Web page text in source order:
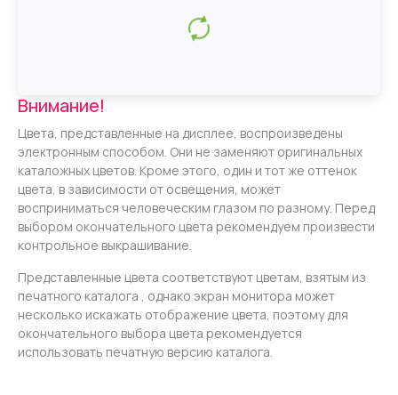
Внимание!
Цвета, представленные на дисплее, воспроизведены
электронным способом. Они не заменяют оригинальных
каталожных цветов. Кроме этого, один и тот же оттенок
цвета, в зависимости от освещения, может
восприниматься человеческим глазом по разному. Перед
выбором окончательного цвета рекомендуем произвести
контрольное выкрашивание.
Представленные цвета соответствуют цветам, взятым из
печатного каталога , однако экран монитора может
несколько искажать отображение цвета, поэтому для
окончательного выбора цвета рекомендуется
использовать печатную версию каталога.